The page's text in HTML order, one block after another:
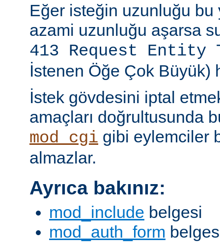
Eğer isteğin uzunluğu bu
azami uzunluğu aşarsa
413 Request Entity
İstenen Öğe Çok Büyük)
İstek gövdesini iptal
amaçları doğrultusunda
mod_cgi gibi eylemciler
almazlar.
Ayrıca bakınız:
mod_include belgesi
mod_auth_form